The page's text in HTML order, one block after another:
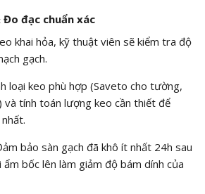
đạc chuẩn xác
khai hỏa, kỹ thuật viên sẽ kiểm tra độ
gạch.
loại keo phù hợp (Saveto cho tường,
và tính toán lượng keo cần thiết để
bảo sàn gạch đã khô ít nhất 24h sau
bốc lên làm giảm độ bám dính của